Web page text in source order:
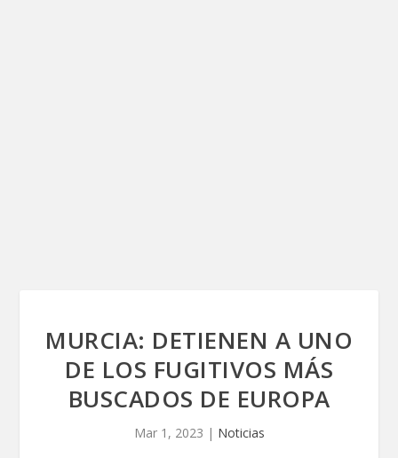
MURCIA: DETIENEN A UNO
DE LOS FUGITIVOS MÁS
BUSCADOS DE EUROPA
Mar 1, 2023 | Noticias